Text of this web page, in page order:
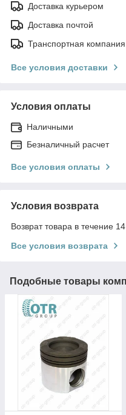
Доставка курьером
Доставка почтой
Транспортная компания
Все условия доставки
Условия оплаты
Наличными
Безналичный расчет
Все условия оплаты
Условия возврата
Возврат товара в течение
Все условия возврата
Подобные товары